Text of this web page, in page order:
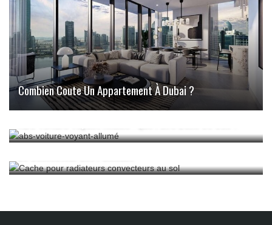
Combien Coute Un Appartement À Dubai ?